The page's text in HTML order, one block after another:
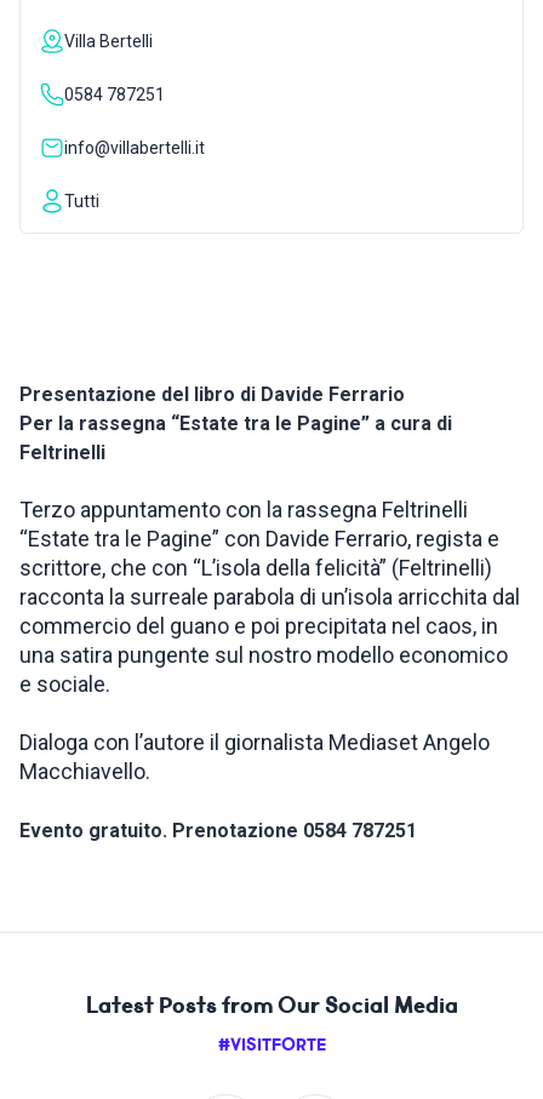
LIVE WEBCAM
CONTACTS
Villa Bertelli
0584 787251
info@villabertelli.it
Tutti
Presentazione del libro di Davide Ferrario
Per la rassegna “Estate tra le Pagine” a cura di
Feltrinelli
Terzo appuntamento con la rassegna Feltrinelli
“Estate tra le Pagine” con Davide Ferrario, regista e
scrittore, che con “L’isola della felicità” (Feltrinelli)
racconta la surreale parabola di un’isola arricchita dal
commercio del guano e poi precipitata nel caos, in
una satira pungente sul nostro modello economico
e sociale.
Dialoga con l’autore il giornalista Mediaset Angelo
Macchiavello.
Evento gratuito. Prenotazione 0584 787251
Latest Posts from Our Social Media
#VISITFORTE